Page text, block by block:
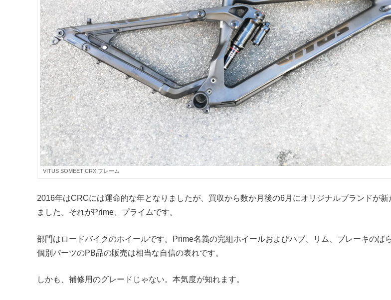
VITUS SOMEET CRX フレーム
2016年はCRCには運命的な年となりましたが、買収から数か月後の6月にオリジナルブランドが新
ました。それがPrime、プライムです。
部門はロードバイクのホイールです。Prime名義の完組ホイールおよびハブ、リム、ブレーキのば
個別パーツのPB品の販売は相当な自信の表れです。
しかも、補修用のグレードじゃない。本気度が知れます。